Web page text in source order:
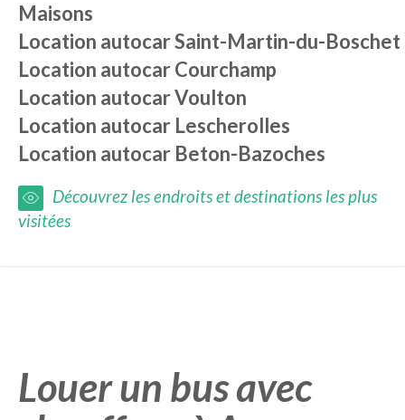
Maisons
Location autocarSaint-Martin-du-Boschet
Location autocarCourchamp
Location autocarVoulton
Location autocar Lescherolles
Location autocar Beton-Bazoches
Découvrez les endroits et destinations les plus
visitées
Louer un bus avec